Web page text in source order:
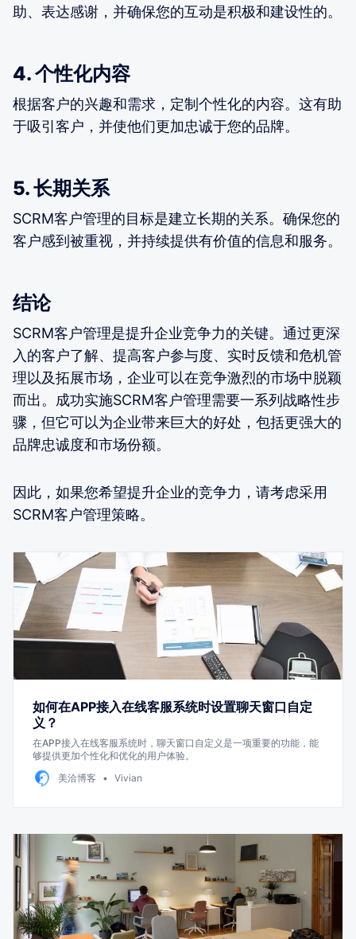
助、表达感谢，并确保您的互动是积极和建设性的。
4. 个性化内容
根据客户的兴趣和需求，定制个性化的内容。这有助
于吸引客户，并使他们更加忠诚于您的品牌。
5. 长期关系
SCRM客户管理的目标是建立长期的关系。确保您的
客户感到被重视，并持续提供有价值的信息和服务。
结论
SCRM客户管理是提升企业竞争力的关键。通过更深
入的客户了解、提高客户参与度、实时反馈和危机管
理以及拓展市场，企业可以在竞争激烈的市场中脱颖
而出。成功实施SCRM客户管理需要一系列战略性步
骤，但它可以为企业带来巨大的好处，包括更强大的
品牌忠诚度和市场份额。
因此，如果您希望提升企业的竞争力，请考虑采用
SCRM客户管理策略。
如何在APP接入在线客服系统时设置聊天窗口自定
义？
在APP接入在线客服系统时，聊天窗口自定义是一项重要的功能，能
够提供更加个性化和优化的用户体验。
美洽博客
Vivian